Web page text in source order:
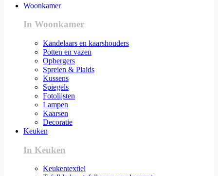
Woonkamer
In Woonkamer
Kandelaars en kaarshouders
Potten en vazen
Opbergers
Spreien & Plaids
Kussens
Spiegels
Fotolijsten
Lampen
Kaarsen
Decoratie
Keuken
In Keuken
Keukentextiel